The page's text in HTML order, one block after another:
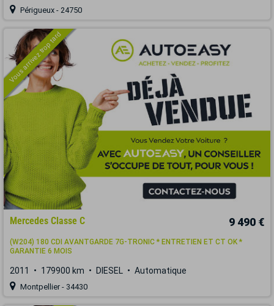
Périgueux - 24750
Vous arrivez trop tard
Mercedes Classe C 9 490 €
(W204) 180 CDI AVANTGARDE 7G-TRONIC * ENTRETIEN ET CT OK *
GARANTIE 6 MOIS
2011 179900 km DIESEL Automatique
Montpellier - 34430